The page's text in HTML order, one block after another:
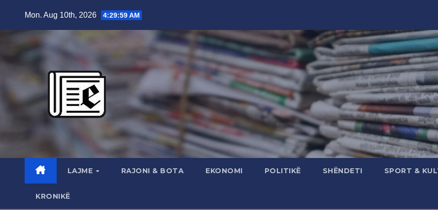
Mon. Aug 10th, 2026 4:30:00 AM
LAJME RAJONI & BOTA EKONOMI POLITIKË SHËNDETI SPORT &
KRONIKË